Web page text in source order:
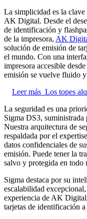
La simplicidad es la clave
AK Digital. Desde el
de identificación y
de la impresora, AK
solución de emisión de
el mundo. Con una
impresora accesible
emisión se vuelve fluido
Leer más Los topes
La seguridad es una
Sigma DS3,
Nuestra arquitectura de
respaldada por el
datos confidenciales de
emisión. Puede tener la
salvo y protegida en todo
Sigma destaca por su
escalabilidad
experiencia de AK
tarjetas de identificación